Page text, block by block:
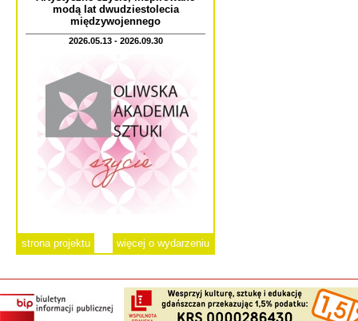
modą lat dwudziestolecia
międzywojennego
2026.05.13 - 2026.09.30
strona projektu więcej o wydarzeniu